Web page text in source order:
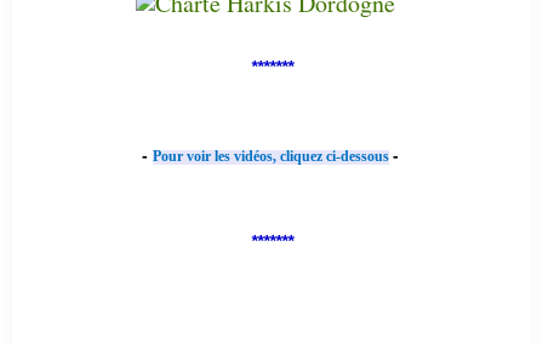
*******
- Pour voir les vidéos, cliquez ci-dessous -
*******